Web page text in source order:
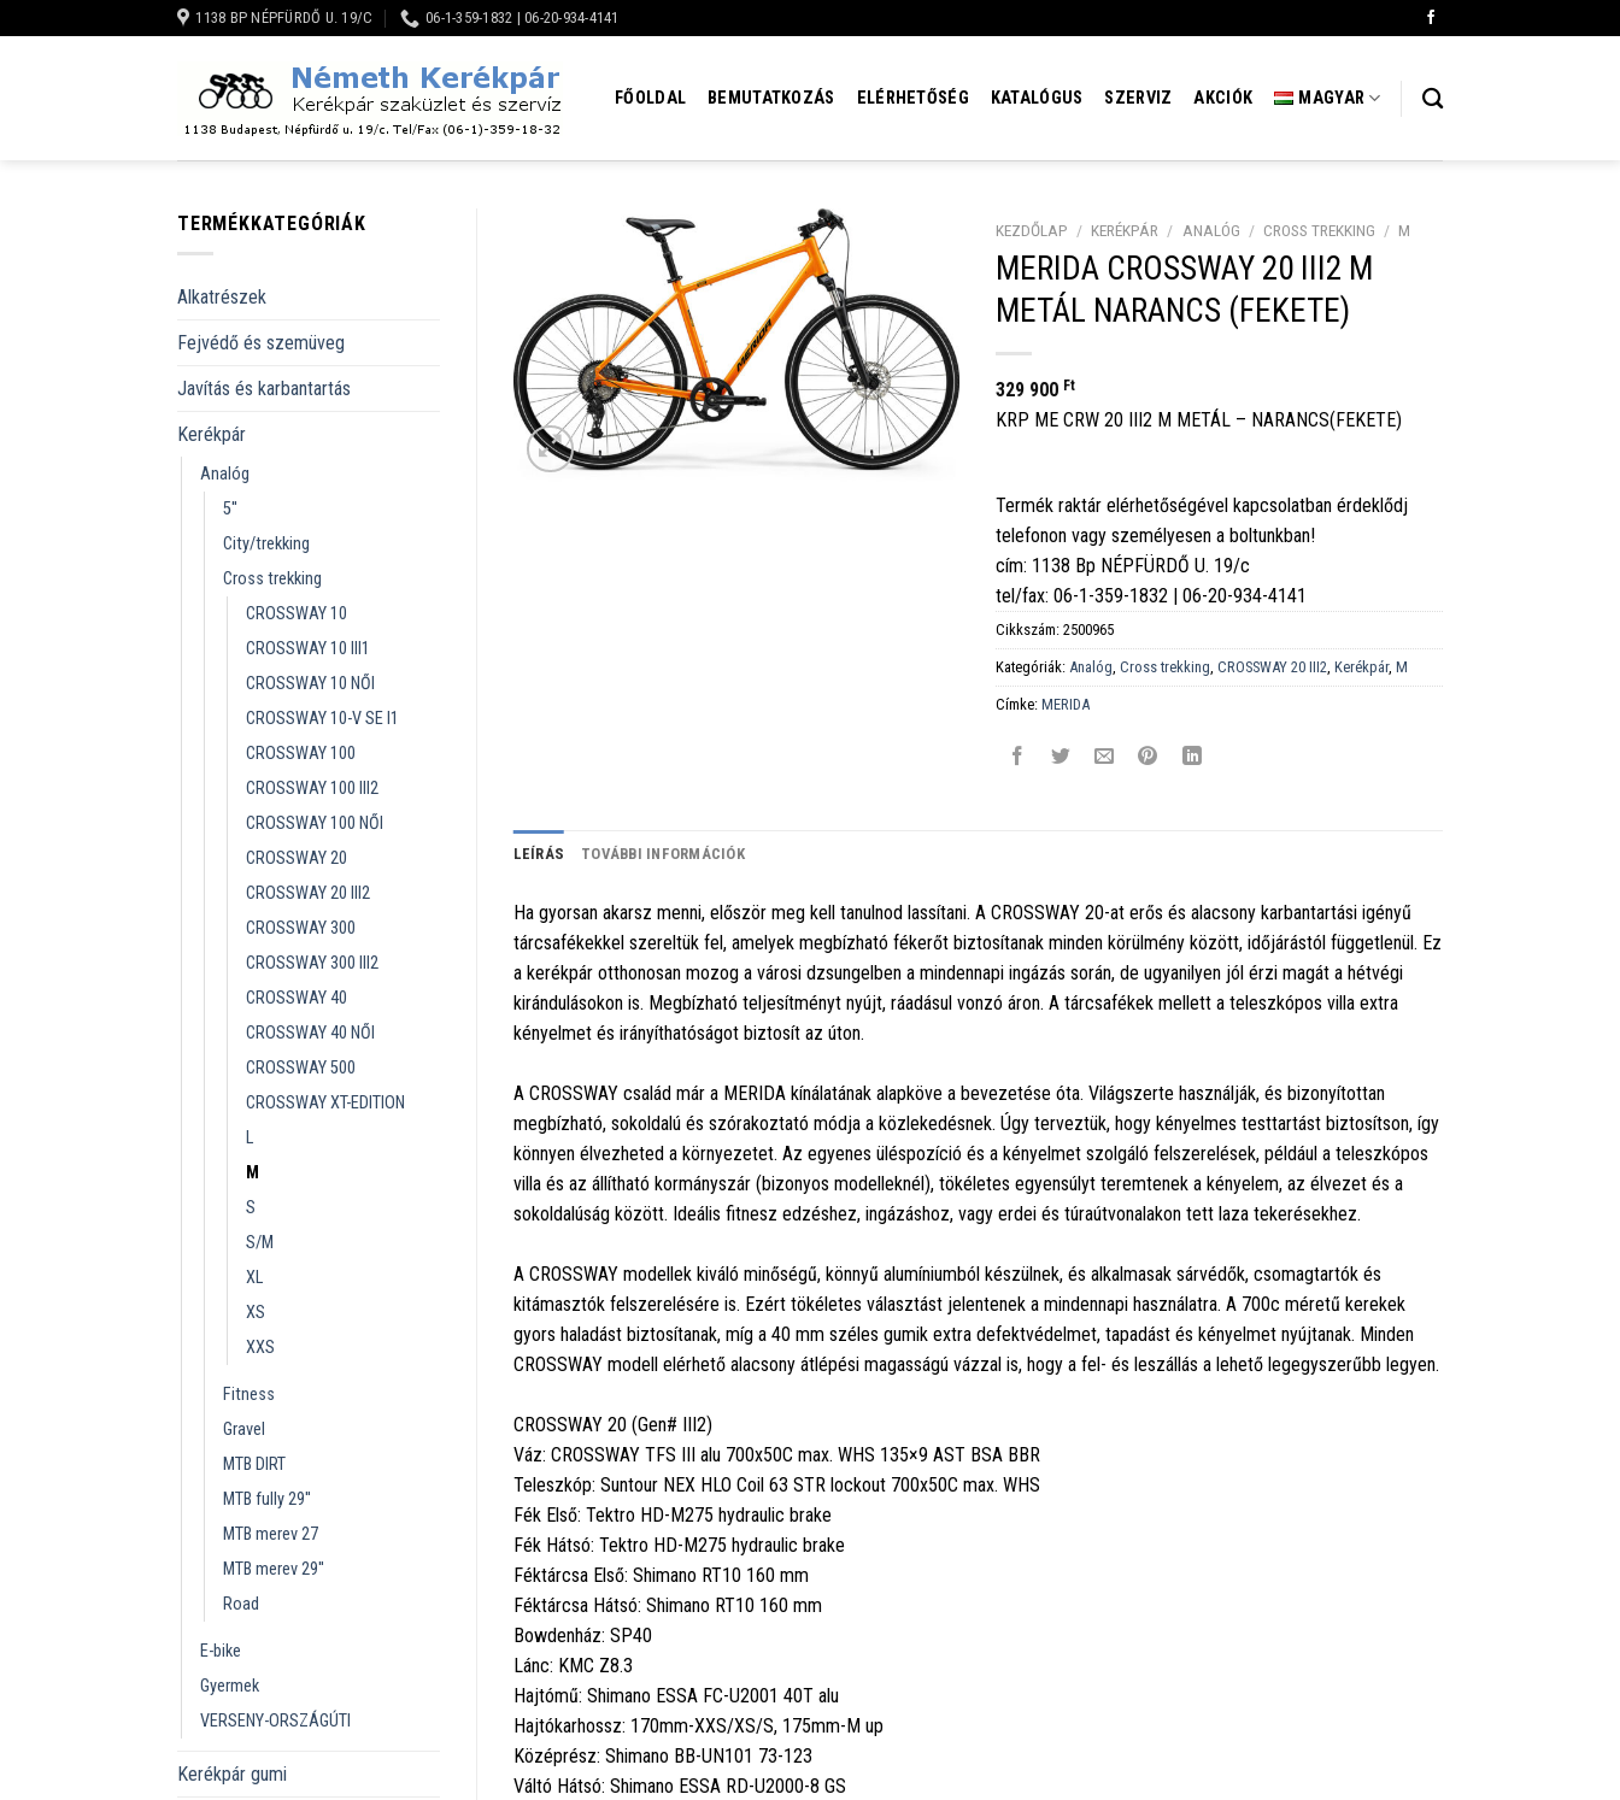
to
1138 BP NÉPFÜRDŐ U. 19/C 06-1-359-1832 | 06-20-934-4141
FŐOLDAL BEMUTATKOZÁS ELÉRHETŐSÉG KATALÓGUS SZERVIZ AKCIÓK MAGYAR
TERMÉKKATEGÓRIÁK
Alkatrészek
Fejvédő és szemüveg
Javítás és karbantartás
Kerékpár
Analóg
5''
City/trekking
Cross trekking
CROSSWAY 10
CROSSWAY 10 III1
CROSSWAY 10 NŐI
CROSSWAY 10-V SE I1
CROSSWAY 100
CROSSWAY 100 III2
CROSSWAY 100 NŐI
CROSSWAY 20
CROSSWAY 20 III2
CROSSWAY 300
CROSSWAY 300 III2
CROSSWAY 40
CROSSWAY 40 NŐI
CROSSWAY 500
CROSSWAY XT-EDITION
L
M
S
S/M
XL
XS
XXS
Fitness
Gravel
MTB DIRT
MTB fully 29''
MTB merev 27
MTB merev 29''
Road
E-bike
Gyermek
VERSENY-ORSZÁGÚTI
Kerékpár gumi
KEZDŐLAP / KERÉKPÁR / ANALÓG / CROSS TREKKING / M
MERIDA CROSSWAY 20 III2 M
METÁL NARANCS (FEKETE)
329 900 Ft
KRP ME CRW 20 III2 M METÁL – NARANCS(FEKETE)
Termék raktár elérhetőségével kapcsolatban érdeklődj
telefonon vagy személyesen a boltunkban!
cím: 1138 Bp NÉPFÜRDŐ U. 19/c
tel/fax: 06-1-359-1832 | 06-20-934-4141
Cikkszám:2500965
Kategóriák: Analóg ,Cross trekking ,CROSSWAY 20 III2 ,Kerékpár,M
Címke:MERIDA
LEÍRÁS TOVÁBBI INFORMÁCIÓK
Ha gyorsan akarsz menni, először meg kell tanulnod lassítani. A CROSSWAY 20-at erős és alacsony karbantartási igényű
tárcsafékekkel szereltük fel, amelyek megbízható fékerőt biztosítanak minden körülmény között, időjárástól függetlenül. Ez
a kerékpár otthonosan mozog a városi dzsungelben a mindennapi ingázás során, de ugyanilyen jól érzi magát a hétvégi
kirándulásokon is. Megbízható teljesítményt nyújt, ráadásul vonzó áron. A tárcsafékek mellett a teleszkópos villa extra
kényelmet és irányíthatóságot biztosít az úton.
A CROSSWAY család már a MERIDA kínálatának alapköve a bevezetése óta. Világszerte használják, és bizonyítottan
megbízható, sokoldalú és szórakoztató módja a közlekedésnek. Úgy terveztük, hogy kényelmes testtartást biztosítson, így
könnyen élvezheted a környezetet. Az egyenes üléspozíció és a kényelmet szolgáló felszerelések, például a teleszkópos
villa és az állítható kormányszár (bizonyos modelleknél), tökéletes egyensúlyt teremtenek a kényelem, az élvezet és a
sokoldalúság között. Ideális fitnesz edzéshez, ingázáshoz, vagy erdei és túraútvonalakon tett laza tekerésekhez.
A CROSSWAY modellek kiváló minőségű, könnyű alumíniumból készülnek, és alkalmasak sárvédők, csomagtartók és
kitámasztók felszerelésére is. Ezért tökéletes választást jelentenek a mindennapi használatra. A 700c méretű kerekek
gyors haladást biztosítanak, míg a 40 mm széles gumik extra defektvédelmet, tapadást és kényelmet nyújtanak. Minden
CROSSWAY modell elérhető alacsony átlépési magasságú vázzal is, hogy a fel- és leszállás a lehető legegyszerűbb legyen.
CROSSWAY 20 (Gen# III2)
Váz: CROSSWAY TFS III alu 700x50C max. WHS 135×9 AST BSA BBR
Teleszkóp: Suntour NEX HLO Coil 63 STR lockout 700x50C max. WHS
Fék Első: Tektro HD-M275 hydraulic brake
Fék Hátsó: Tektro HD-M275 hydraulic brake
Féktárcsa Első: Shimano RT10 160 mm
Féktárcsa Hátsó: Shimano RT10 160 mm
Bowdenház: SP40
Lánc: KMC Z8.3
Hajtómű: Shimano ESSA FC-U2001 40T alu
Hajtókarhossz: 170mm-XXS/XS/S, 175mm-M up
Középrész: Shimano BB-UN101 73-123
Váltó Hátsó: Shimano ESSA RD-U2000-8 GS